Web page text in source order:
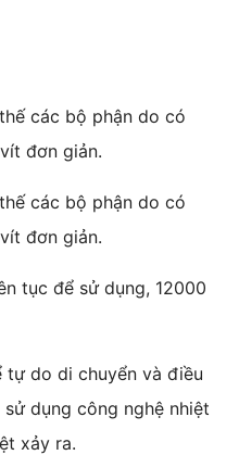
các bộ phận do có
đơn giản.
các bộ phận do có
đơn giản.
tục để sử dụng, 12000
do di chuyển và điều
dụng công nghệ nhiệt
xảy ra.